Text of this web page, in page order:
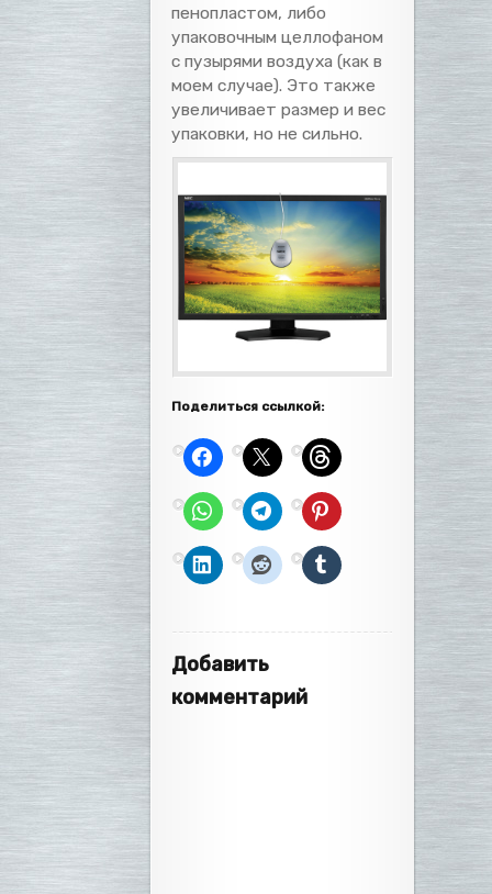
пенопластом, либо
упаковочным целлофаном
с пузырями воздуха (как в
моем случае). Это также
увеличивает размер и вес
упаковки, но не сильно.
Поделиться ссылкой:
Добавить
комментарий